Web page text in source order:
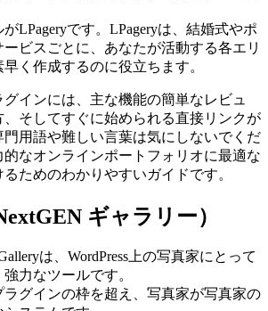
LPageryです。LPageryは、結婚式やポ
ビスごとに、あなたが活動する各エリ
く作成するのに役立ちます。
インには、主な機能の簡単なレビュ
そしてすぐに始められる直接リンクが
用語や難しい言葉は気にしないでくだ
的なオンラインポートフォリオに最適な
ためのわかりやすいガイドです。
ギャラリー）
は、WordPress上の写真家にとって
力なツールです。
グインの枠を超え、写真家が写真家の